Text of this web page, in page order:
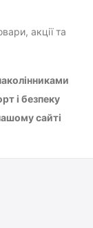
акції та
і безпеку
сайті